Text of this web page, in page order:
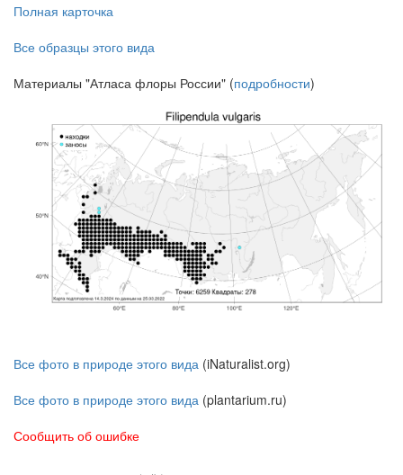
Полная карточка
Все образцы этого вида
Материалы "Атласа флоры России" (подробности)
Все фото в природе этого вида (iNaturalist.org)
Все фото в природе этого вида (plantarium.ru)
Сообщить об ошибке